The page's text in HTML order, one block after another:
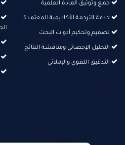
جمع وتوثيق المادة العلمية
خدمة الترجمة الأكاديمية المعتمدة
تصميم وتحكيم أدوات البحث
التحليل الإحصائي ومناقشة النتائج
التدقيق اللغوي والإملائي